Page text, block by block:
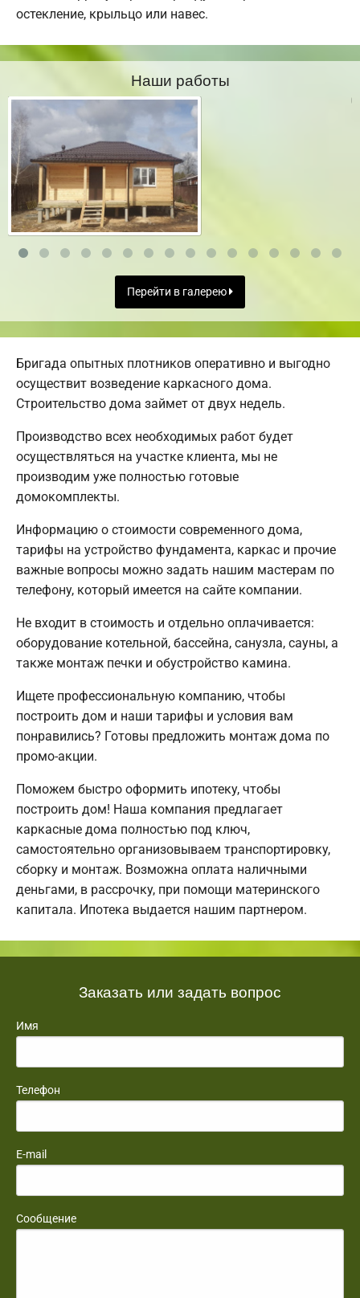
остекление, крыльцо или навес.
Наши работы
Перейти в галерею
Бригада опытных плотников оперативно и выгодно
осуществит возведение каркасного дома.
Строительство дома займет от двух недель.
Производство всех необходимых работ будет
осуществляться на участке клиента, мы не
производим уже полностью готовые
домокомплекты.
Информацию о стоимости современного дома,
тарифы на устройство фундамента, каркас и прочие
важные вопросы можно задать нашим мастерам по
телефону, который имеется на сайте компании.
Не входит в стоимость и отдельно оплачивается:
оборудование котельной, бассейна, санузла, сауны, а
также монтаж печки и обустройство камина.
Ищете профессиональную компанию, чтобы
построить дом и наши тарифы и условия вам
понравились? Готовы предложить монтаж дома по
промо-акции.
Поможем быстро оформить ипотеку, чтобы
построить дом! Наша компания предлагает
каркасные дома полностью под ключ,
самостоятельно организовываем транспортировку,
сборку и монтаж. Возможна оплата наличными
деньгами, в рассрочку, при помощи материнского
капитала. Ипотека выдается нашим партнером.
Заказать или задать вопрос
Имя
Телефон
E-mail
Сообщение